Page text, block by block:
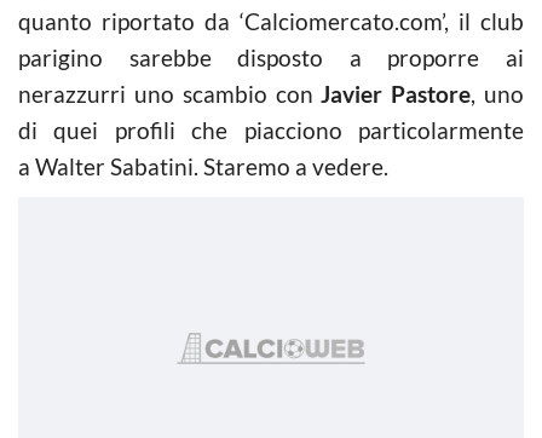
quanto riportato da ‘Calciomercato.com’, il club
parigino sarebbe disposto a proporre ai
nerazzurri uno scambio conJavier Pastore, uno
di quei profili che piacciono particolarmente
a Walter Sabatini. Staremo a vedere.